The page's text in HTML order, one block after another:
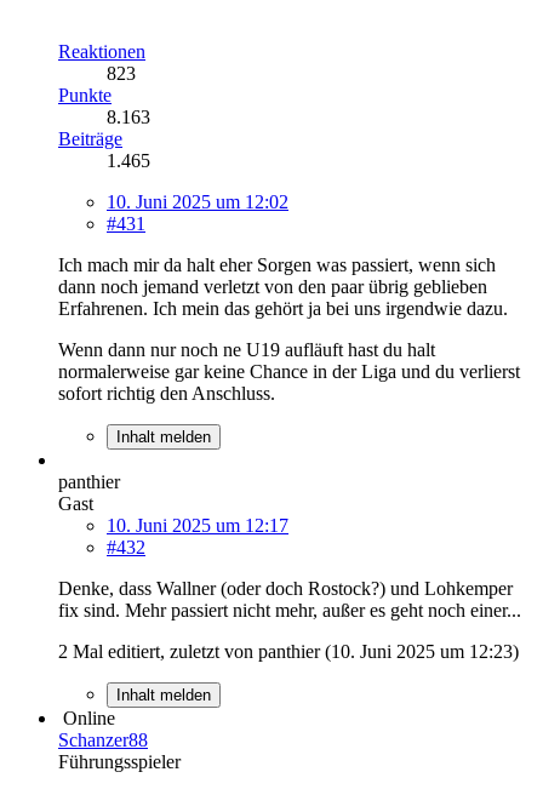
Reaktionen
823
Punkte
8.163
Beiträge
1.465
10. Juni 2025 um 12:02
#431
Ich mach mir da halt eher Sorgen was passiert, wenn sich
dann noch jemand verletzt von den paar übrig geblieben
Erfahrenen. Ich mein das gehört ja bei uns irgendwie dazu.
Wenn dann nur noch ne U19 aufläuft hast du halt
normalerweise gar keine Chance in der Liga und du verlierst
sofort richtig den Anschluss.
Inhalt melden
panthier
Gast
10. Juni 2025 um 12:17
#432
Denke, dass Wallner (oder doch Rostock?) und Lohkemper
fix sind. Mehr passiert nicht mehr, außer es geht noch einer...
2 Mal editiert, zuletzt von panthier (10. Juni 2025 um 12:23)
Inhalt melden
Online
Schanzer88
Führungsspieler